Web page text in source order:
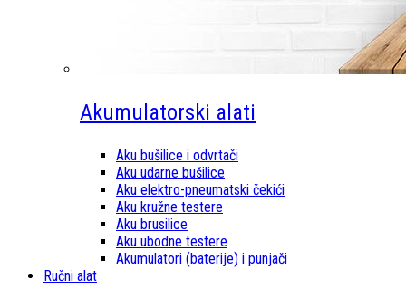
Akumulatorski alati
Aku bušilice i odvrtači
Aku udarne bušilice
Aku elektro-pneumatski čekići
Aku kružne testere
Aku brusilice
Aku ubodne testere
Akumulatori (baterije) i punjači
Ručni alat